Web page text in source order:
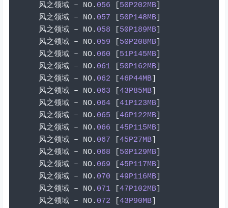
风之领域
– NO. 056 50P202MB]
风之领域
– NO. 057 50P148MB]
风之领域
– NO. 058 50P189MB]
风之领域
– NO. 059 50P208MB]
风之领域
– NO. 060 51P145MB]
风之领域
– NO. 061 50P162MB]
风之领域
– NO. 062 46P44MB]
风之领域
– NO. 063 43P85MB]
风之领域
– NO. 064 41P123MB]
风之领域
– NO. 065 46P122MB]
风之领域
– NO. 066 45P115MB]
风之领域
– NO. 067 45P27MB]
风之领域
– NO. 068 50P129MB]
风之领域
– NO. 069 45P117MB]
风之领域
– NO. 070 49P116MB]
风之领域
– NO. 071 47P102MB]
风之领域
– NO. 072 43P90MB]